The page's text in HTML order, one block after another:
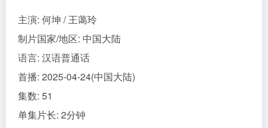
主演: 何坤 / 王蔼玲
制片国家/地区: 中国大陆
语言: 汉语普通话
首播: 2025-04-24(中国大陆)
集数: 51
单集片长: 2分钟